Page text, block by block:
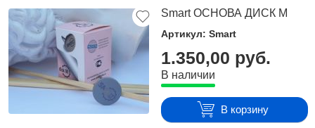
Smart ОСНОВА ДИСК M
Артикул: Smart
1.350,00 руб.
В наличии
В корзину